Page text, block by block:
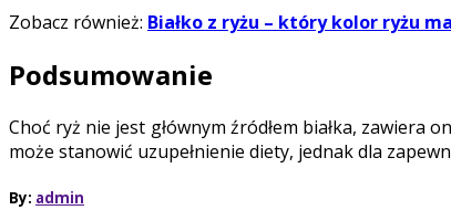
Zobacz również: Białko z ryżu – który kolor ryżu
Podsumowanie
Choć ryż nie jest głównym źródłem białka, zawiera
może stanowić uzupełnienie diety, jednak dla
By: admin